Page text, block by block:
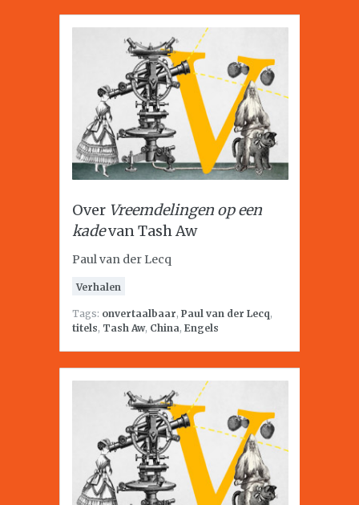
Over Vreemdelingen op een
kadevan Tash Aw
Paul van der Lecq
Verhalen
Tags: onvertaalbaar, Paul van der Lecq,
titels, Tash Aw, China, Engels